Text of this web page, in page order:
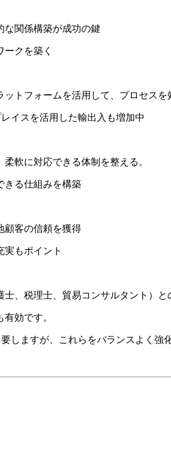
な関係構築が成功の鍵
クを築く
ットフォームを活用して、プロセスを
イスを活用した輸出入も増加中
軟に対応できる体制を整える。
きる仕組みを構築
顧客の信頼を獲得
実もポイント
士、税理士、貿易コンサルタント）と
効です。
しますが、これらをバランスよく強